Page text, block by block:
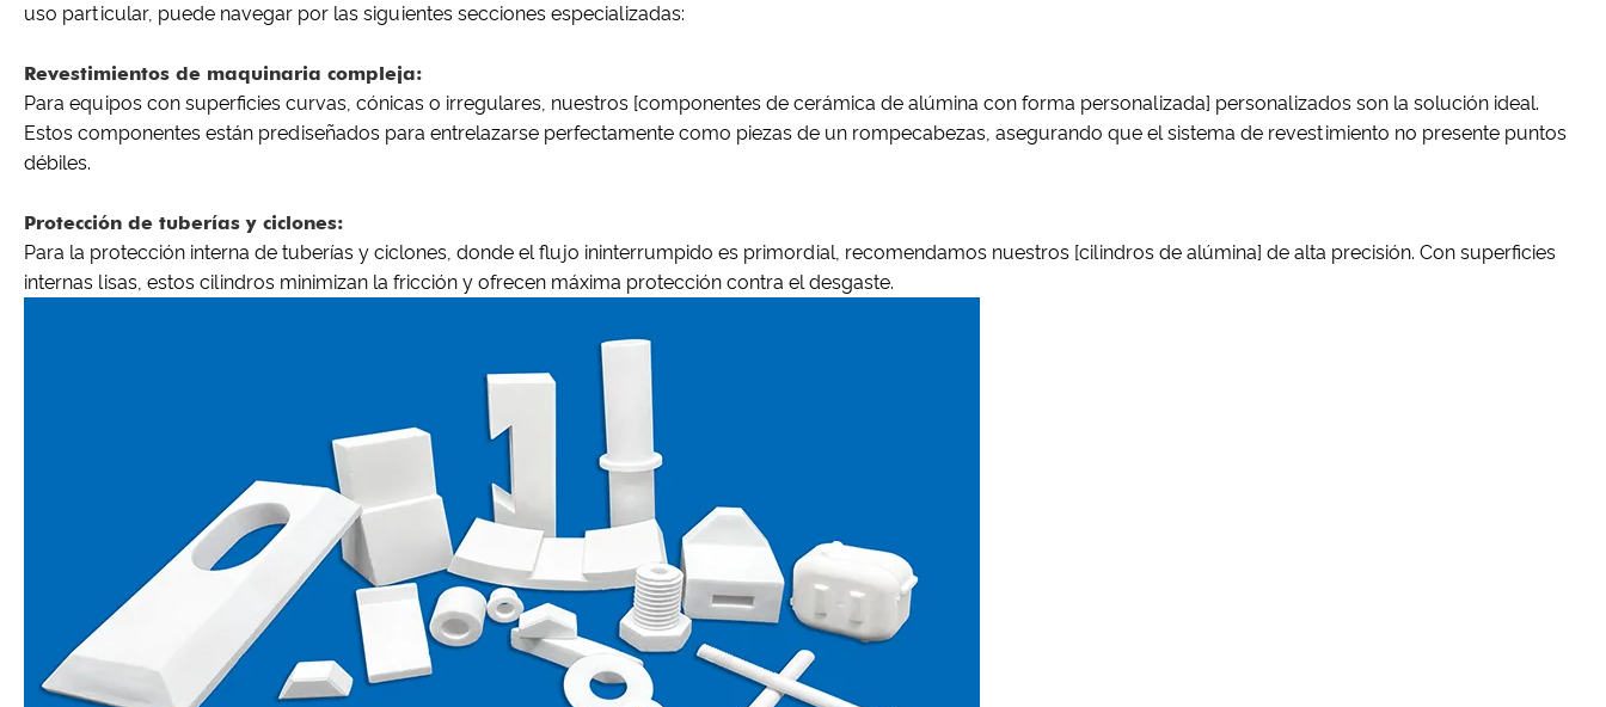
uso particular, puede navegar por las siguientes secciones especializadas:
Revestimientos de maquinaria compleja:
Para equipos con superficies curvas, cónicas o irregulares, nuestros [componentes de cerámica de alúmina con forma personalizada] personalizados son la solución ideal.
Estos componentes están prediseñados para entrelazarse perfectamente como piezas de un rompecabezas, asegurando que el sistema de revestimiento no presente puntos
débiles.
Protección de tuberías y ciclones:
Para la protección interna de tuberías y ciclones, donde el flujo ininterrumpido es primordial, recomendamos nuestros [cilindros de alúmina] de alta precisión. Con superficies
internas lisas, estos cilindros minimizan la fricción y ofrecen máxima protección contra el desgaste.